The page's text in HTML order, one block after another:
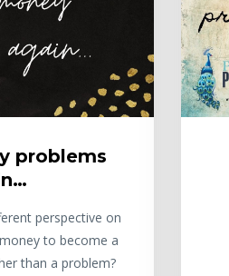
problems
perspective on
to become a
than a problem?